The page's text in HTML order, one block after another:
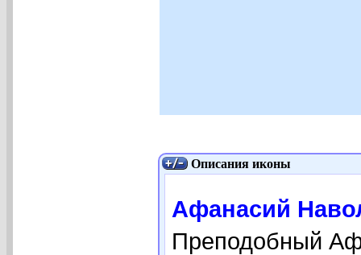
Описания иконы
Афанасий
Преподобный